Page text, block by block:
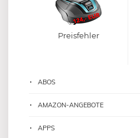
Preisfehler
ABOS
AMAZON-ANGEBOTE
APPS